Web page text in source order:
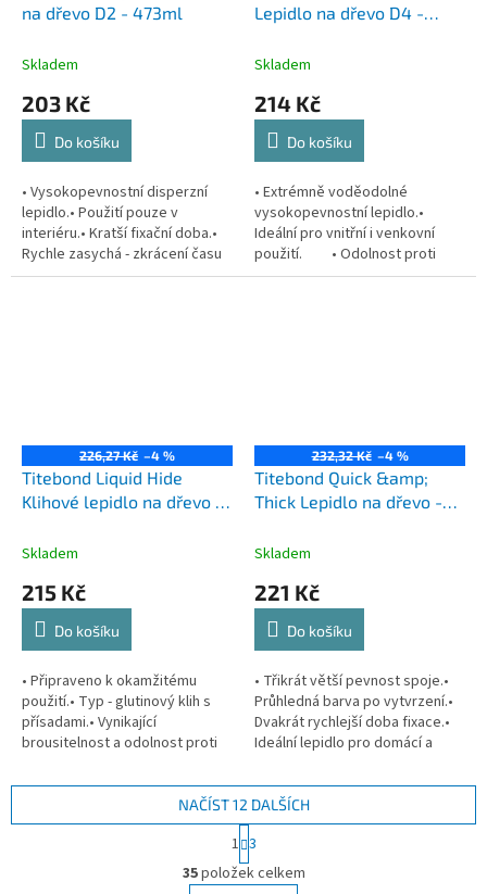
na dřevo D2 - 473ml
Skladem
203 Kč
Do košíku
• Vysokopevnostní disperzní
lepidlo.• Použití pouze v
interiéru.• Kratší fixační doba.•
Rychle zasychá - zkrácení času
lepení.• Spoj je silnější než
Lepidlo na dřevo D4 -
Skladem
214 Kč
Do košíku
• Extrémně voděodolné
vysokopevnostní lepidlo.•
Ideální pro vnitřní i venkovní
použití. • Odolnost proti
vodě D4• Vynikající...
226,27 Kč –4 %
Titebond Liquid Hide
Klihové lepidlo na dřevo -
Skladem
215 Kč
Do košíku
• Připraveno k okamžitému
použití.• Typ - glutinový klih s
přísadami.• Vynikající
brousitelnost a odolnost proti
látky.• Použití pouze v
232,32 Kč –4 %
Titebond Quick &amp;
Thick Lepidlo na dřevo -
Skladem
221 Kč
Do košíku
• Třikrát větší pevnost spoje.•
Průhledná barva po vytvrzení.•
Dvakrát rychlejší doba fixace.•
Ideální lepidlo pro domácí a
mírné trhliny a mezery.•...
O
v
NAČÍST 12 DALŠÍCH
t
r
á
1 3
35položek celkem